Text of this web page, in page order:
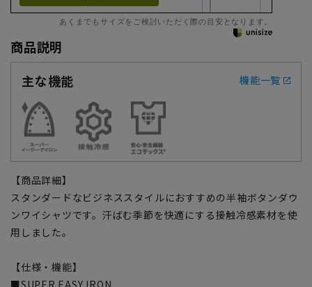
あくまでもサイズをご検討いただく際の目安となります。
商品説明
主な機能
機能一覧
【商品詳細】
スタンダードなビジネススタイルにおすすめの半袖ボタンダウ
ンワイシャツです。汗ばむ季節を快適にする接触冷感素材を使
用しました。
【仕様・機能】
■SUPER EASY IRON